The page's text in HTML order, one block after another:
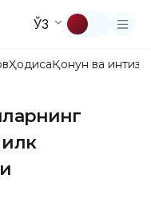
ЎЗ
ҲодисаҚонун ва